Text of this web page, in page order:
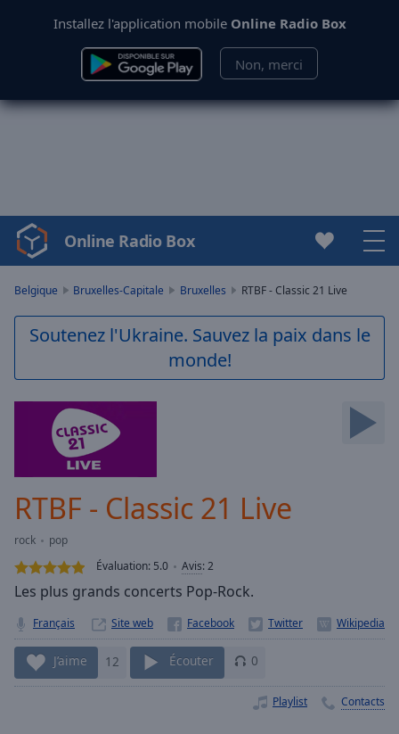
Installez l'application mobile Online Radio Box
Non, merci
Video
Player
Play
Video
Skip
Loaded :
0.00%
Stream
LIVE
Seek to
live,
currently
behind
liveLIVE
Online Radio Box
Belgique Bruxelles-Capitale Bruxelles RTBF - Classic 21 Live
Soutenez l'Ukraine. Sauvez la paix dans le
monde!
RTBF - Classic 21 Live
rock
pop
Évaluation: 5.0 Avis:2
Les plus grands concerts Pop-Rock.
Français Site web
J’aime 12 Écouter 0
Playlist Contacts